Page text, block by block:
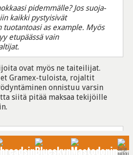
pidemmälle? Jos suoja-
kaikki pystyisivät
tuotantoasi as example. Myös
etupäässä vain
ovat myös ne taiteilijat.
Gramex-tuloista, rojaltit
onnistuu varsin
siitä pitää maksaa tekijöille
kirjoitti syrtek66:
korvauksia 50 vuotta